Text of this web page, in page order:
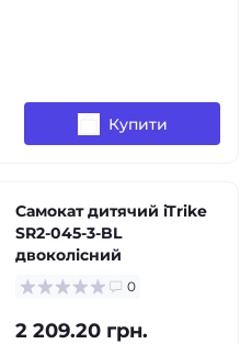
Купити
Самокат дитячий iTrike
SR2-045-3-BL
двоколісний
0
2 209.20 грн.